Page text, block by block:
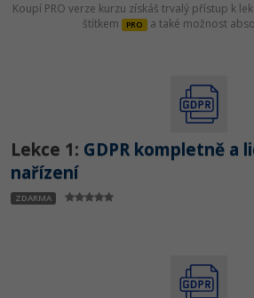
Koupí PRO verze kurzu získáš trvalý přístup k
štítkem
PRO a také možnost
Lekce 1: GDPR kompletně a
nařízení
ZDARMA